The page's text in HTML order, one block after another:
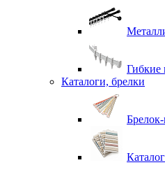
Гибкие
Каталоги, брелки
Брелок-